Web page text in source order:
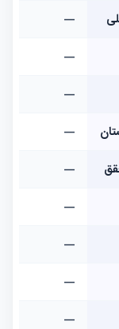
—
—
—
—
—
—
—
—
—